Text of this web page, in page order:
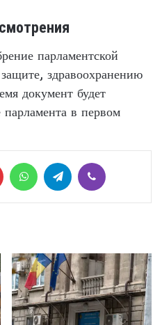
парламентской
здравоохранению
документ будет
в первом
Pinterest WhatsAppTelegram